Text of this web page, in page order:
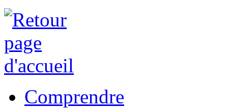
Comprendre